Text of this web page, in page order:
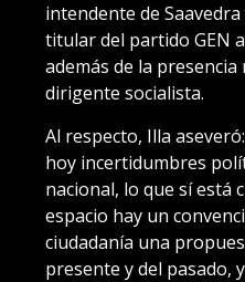
intendente de
titular del partido GEN
además de la
dirigente socialista.
Al respecto, Illa
hoy incertidumbres
nacional, lo que sí está
espacio hay un
ciudadanía una
presente y del pasado,